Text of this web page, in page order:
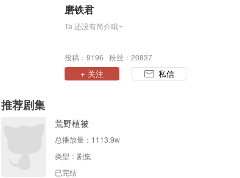
磨铁君
Ta 还没有简介哦~
投稿：9196 粉丝：20837
+ 关注 私信
推荐剧集
荒野植被
总播放量： 1113.9w
类型： 剧集
已完结